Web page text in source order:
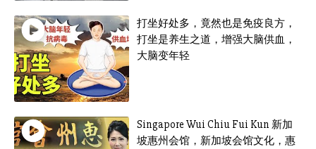
打坐好处多，竟然也是免疫良方，
打坐是养生之道，增强大脑供血，
大脑变年轻
Singapore Wui Chiu Fui Kun 新加
坡惠州会馆，新加坡会馆文化，惠